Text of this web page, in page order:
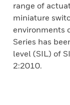
range of
miniature
environments
Series has
level (SIL) of
2:2010.